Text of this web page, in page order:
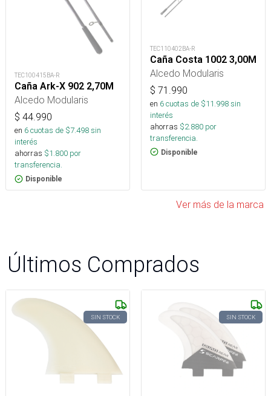
TEC100415BA-R
Caña Ark-X 902 2,70M
Alcedo Modularis
$ 44.990
en 6cuotas de $7.498sin
interés
ahorras $1.800 por
transferencia.
Disponible
TEC110402BA-R
Caña Costa 1002 3,00M
Alcedo Modularis
$ 71.990
en 6cuotas de $11.998sin
interés
ahorras $2.880 por
transferencia.
Disponible
Ver más de la marca
Últimos Comprados
SIN STOCK SIN STOCK